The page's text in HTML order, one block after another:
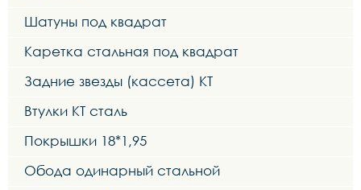
Шатуны под квадрат
Каретка стальная под квадрат
Задние звезды (кассета) KT
Втулки KT сталь
Покрышки 18*1,95
Обода одинарный стальной